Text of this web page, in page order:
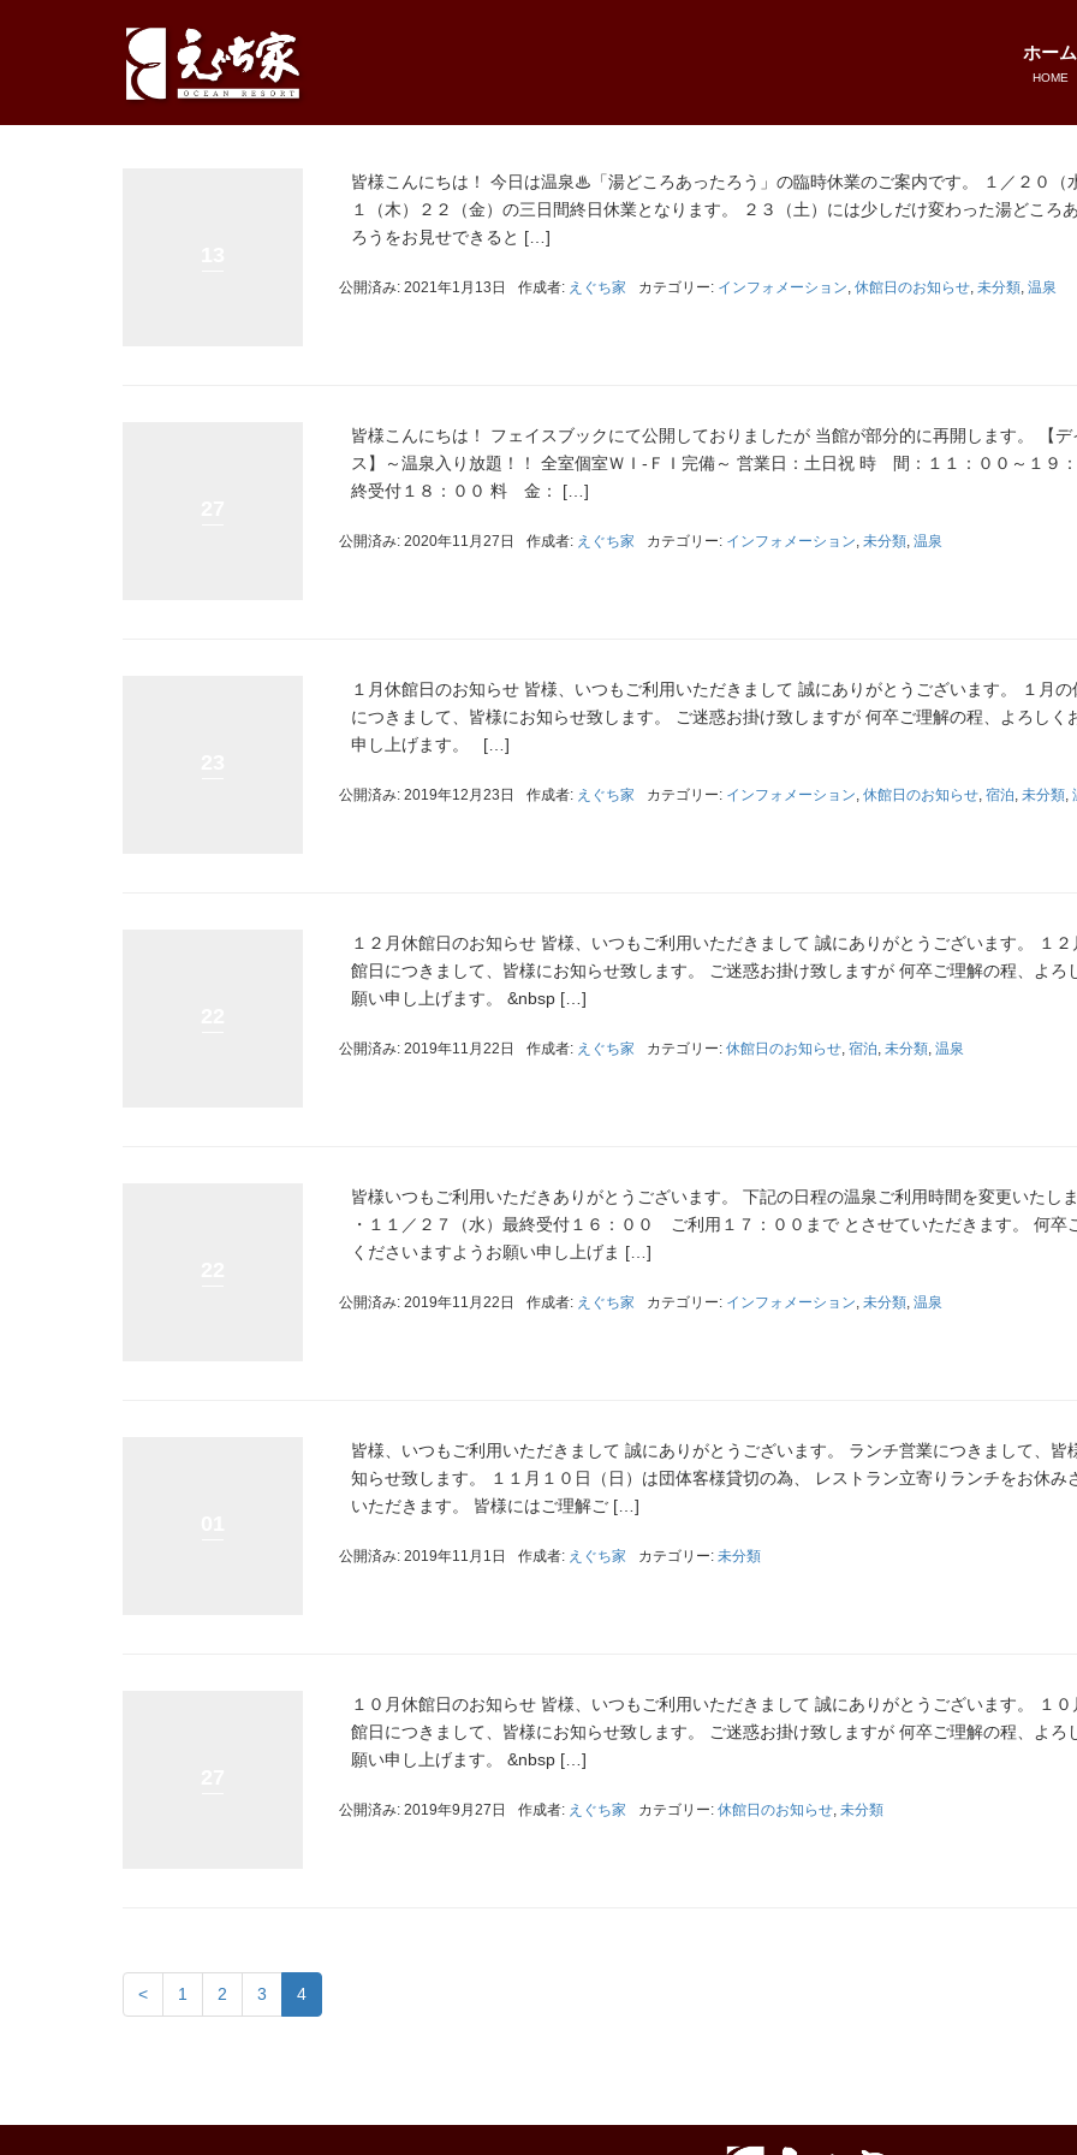
ホーム
HOME
皆様こんにちは！ 今日は温泉♨「湯どころあったろう」の臨時休業のご案内です。 １／２０（
１（木）２２（金）の三日間終日休業となります。 ２３（土）には少しだけ変わった湯どころ
ろうをお見せできると […]
公開済み: 2021年1月13日 作成者: えぐち家 カテゴリー: インフォメーション, 休館日のお知らせ, 未分類, 温泉
皆様こんにちは！ フェイスブックにて公開しておりましたが 当館が部分的に再開します。 【デ
ス】～温泉入り放題！！ 全室個室ＷＩ‐ＦＩ完備～ 営業日：土日祝 時 間：１１：００～１９
終受付１８：００ 料 金： […]
公開済み: 2020年11月27日 作成者: えぐち家 カテゴリー: インフォメーション, 未分類, 温泉
１月休館日のお知らせ 皆様、いつもご利用いただきまして 誠にありがとうございます。 １月の
につきまして、皆様にお知らせ致します。 ご迷惑お掛け致しますが 何卒ご理解の程、よろしく
申し上げます。 […]
公開済み: 2019年12月23日 作成者: えぐち家 カテゴリー: インフォメーション, 休館日のお知らせ, 宿泊, 未分類,
１２月休館日のお知らせ 皆様、いつもご利用いただきまして 誠にありがとうございます。 １２
館日につきまして、皆様にお知らせ致します。 ご迷惑お掛け致しますが 何卒ご理解の程、よろ
願い申し上げます。 &nbsp […]
公開済み: 2019年11月22日 作成者: えぐち家 カテゴリー: 休館日のお知らせ, 宿泊, 未分類, 温泉
皆様いつもご利用いただきありがとうございます。 下記の日程の温泉ご利用時間を変更いたしま
・１１／２７（水）最終受付１６：００ ご利用１７：００まで とさせていただきます。 何卒
くださいますようお願い申し上げま […]
公開済み: 2019年11月22日 作成者: えぐち家 カテゴリー: インフォメーション, 未分類, 温泉
皆様、いつもご利用いただきまして 誠にありがとうございます。 ランチ営業につきまして、皆
知らせ致します。 １１月１０日（日）は団体客様貸切の為、 レストラン立寄りランチをお休み
いただきます。 皆様にはご理解ご […]
公開済み: 2019年11月1日 作成者: えぐち家 カテゴリー: 未分類
１０月休館日のお知らせ 皆様、いつもご利用いただきまして 誠にありがとうございます。 １０
館日につきまして、皆様にお知らせ致します。 ご迷惑お掛け致しますが 何卒ご理解の程、よろ
願い申し上げます。 &nbsp […]
公開済み: 2019年9月27日 作成者: えぐち家 カテゴリー: 休館日のお知らせ, 未分類
< 1 2 3 4